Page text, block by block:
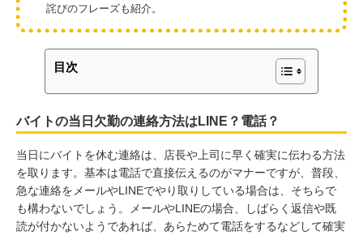
詫びのフレーズも紹介。
目次
バイトの当日欠勤の連絡方法はLINE？電話？
当日にバイトを休む連絡は、店長や上司に早く確実に伝わる方法
を取ります。基本は電話で直接伝えるのがマナーですが、普段、
急な連絡をメールやLINEでやり取りしている場合は、そちらで
も構わないでしょう。メールやLINEの場合、しばらく返信や既
読が付かないようであれば、あらためて電話をするなどして確実